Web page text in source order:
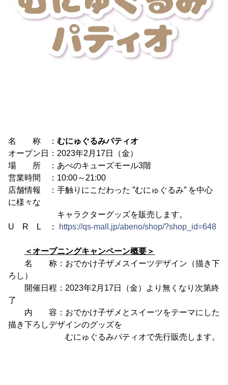
名 称 ： むにゅぐるみパティオ
オープン日：2023年2月17日（金）
場 所 ：あべのキューズモール3階
営業時間 ：10:00～21:00
店舗情報 ：手触りにこだわった ”むにゅぐるみ” を中心
に様々な
キャラクターグッズを販売します。
U R L ：
https://qs-mall.jp/abeno/shop/?shop_id=648
＜オープニングキャンペーン概要＞
名 称：おでかけ子ザメスイーツデザイン（描き下
ろし）
開催日程：2023年2月17日（金）より無くなり次第終
了
内 容：おでかけ子ザメとスイーツをテーマにした
描き下ろしデザインのグッズを
むにゅぐるみパティオで先行販売します。